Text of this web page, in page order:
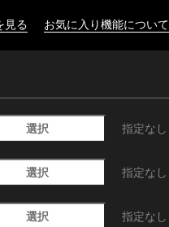
見る お気に入り機能について
選択 指定なし
選択 指定なし
選択 指定なし